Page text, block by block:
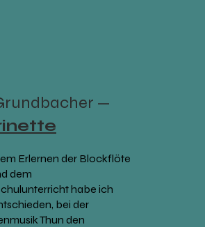
—
Erlernen der Blockflöte
dem
habe ich
bei der
Thun den